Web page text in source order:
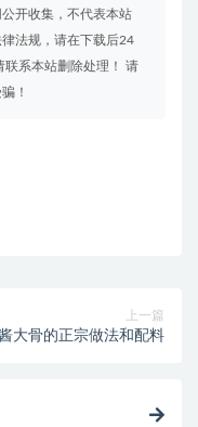
开收集，不代表本站
法规，请在下载后24
联系本站删除处理！ 请
！
上一篇
大骨的正宗做法和配料